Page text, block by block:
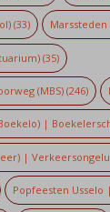
(33)
(35)
(MBS)(246)
|
|
Popfeesten